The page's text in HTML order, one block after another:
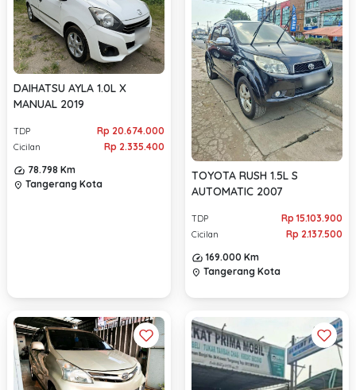
DAIHATSU AYLA 1.0L X
MANUAL 2019
TDP Rp 20.674.000
Cicilan
Rp 2.335.400
78.798 Km
location_on Tangerang Kota
TOYOTA RUSH 1.5L S
AUTOMATIC 2007
TDP Rp 15.103.900
Cicilan
Rp 2.137.500
169.000 Km
location_on Tangerang Kota